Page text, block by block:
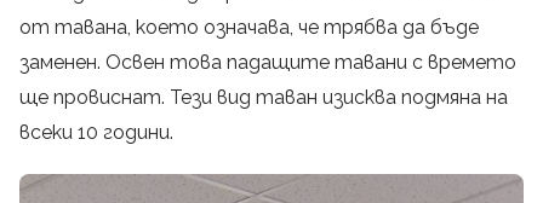
от тавана, което означава, че трябва да бъде
заменен. Освен това падащите тавани с времето
ще провиснат. Тези вид таван изисква подмяна на
всеки 10 години.